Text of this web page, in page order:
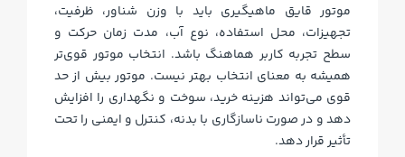
موتور قایق ماهیگیری باید با وزن شناور، ظرفیت،
تجهیزات، محل استفاده، نوع آب، مدت زمان حرکت و
سطح تجربه کاربر هماهنگ باشد. انتخاب موتور قوی‌تر
همیشه به معنای انتخاب بهتر نیست. موتور بیش از حد
قوی می‌تواند هزینه خرید، سوخت و نگهداری را افزایش
دهد و در صورت ناسازگاری با بدنه، کنترل و ایمنی را تحت
تأثیر قرار دهد.